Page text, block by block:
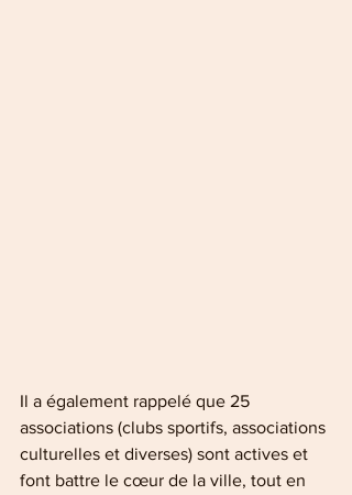
Il a également rappelé que 25
associations (clubs sportifs, associations
culturelles et diverses) sont actives et
font battre le cœur de la ville, tout en